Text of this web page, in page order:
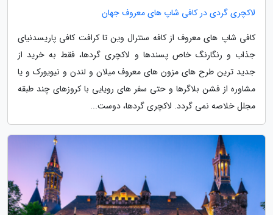
لاکچری گردی در کافی شاپ های معروف جهان
کافی شاپ های معروف از کافه سنترال وین تا کرافت کافی پاریسدنیای
جذاب و رنگارنگ خاص پسندها و لاکچری گردها، فقط به خرید از
جدید ترین طرح های مزون های معروف میلان و لندن و نیویورک و یا
مشاوره از فشن بلاگرها و حتی سفر های رویایی با کروزهای چند طبقه
مجلل خلاصه نمی گردد. لاکچری گردها، دوست...